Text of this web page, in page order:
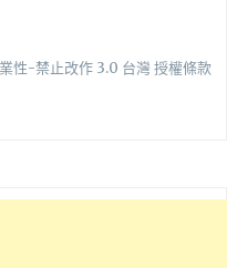
性-禁止改作 3.0 台灣 授權條款